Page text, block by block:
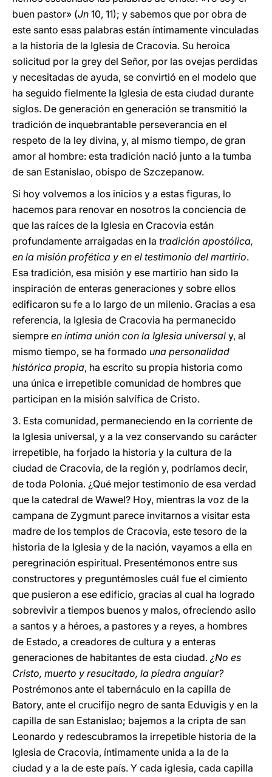
buen pastor» (Jn 10, 11); y sabemos que por obra de
este santo esas palabras están íntimamente vinculadas
a la historia de la Iglesia de Cracovia. Su heroica
solicitud por la grey del Señor, por las ovejas perdidas
y necesitadas de ayuda, se convirtió en el modelo que
ha seguido fielmente la Iglesia de esta ciudad durante
siglos. De generación en generación se transmitió la
tradición de inquebrantable perseverancia en el
respeto de la ley divina, y, al mismo tiempo, de gran
amor al hombre: esta tradición nació junto a la tumba
de san Estanislao, obispo de Szczepanow.
Si hoy volvemos a los inicios y a estas figuras, lo
hacemos para renovar en nosotros la conciencia de
que las raíces de la Iglesia en Cracovia están
profundamente arraigadas en la tradición apostólica,
en la misión profética y en el testimonio del martirio.
Esa tradición, esa misión y ese martirio han sido la
inspiración de enteras generaciones y sobre ellos
edificaron su fe a lo largo de un milenio. Gracias a esa
referencia, la Iglesia de Cracovia ha permanecido
siempre en íntima unión con la Iglesia universal y, al
mismo tiempo, se ha formado una personalidad
histórica propia, ha escrito su propia historia como
una única e irrepetible comunidad de hombres que
participan en la misión salvífica de Cristo.
3. Esta comunidad, permaneciendo en la corriente de
la Iglesia universal, y a la vez conservando su carácter
irrepetible, ha forjado la historia y la cultura de la
ciudad de Cracovia, de la región y, podríamos decir,
de toda Polonia. ¿Qué mejor testimonio de esa verdad
que la catedral de Wawel? Hoy, mientras la voz de la
campana de Zygmunt parece invitarnos a visitar esta
madre de los templos de Cracovia, este tesoro de la
historia de la Iglesia y de la nación, vayamos a ella en
peregrinación espiritual. Presentémonos entre sus
constructores y preguntémosles cuál fue el cimiento
que pusieron a ese edificio, gracias al cual ha logrado
sobrevivir a tiempos buenos y malos, ofreciendo asilo
a santos y a héroes, a pastores y a reyes, a hombres
de Estado, a creadores de cultura y a enteras
generaciones de habitantes de esta ciudad. ¿No es
Cristo, muerto y resucitado, la piedra angular?
Postrémonos ante el tabernáculo en la capilla de
Batory, ante el crucifijo negro de santa Eduvigis y en la
capilla de san Estanislao; bajemos a la cripta de san
Leonardo y redescubramos la irrepetible historia de la
Iglesia de Cracovia, íntimamente unida a la de la
ciudad y a la de este país. Y cada iglesia, cada capilla